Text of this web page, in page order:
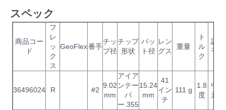
スペック
商品コー
ド
フ
レ
ッ
ク
ス
GeoFlex番手
チッ
プ径
チップ
形状
バッ
ト径
レン
グス
重量
ト
ル
ク
調
子
36496024 R #2
9.02
mm
アイア
ンテー
パ
ー.355
15.24
mm
41
イン
チ
111 g
1.8
度
中
元